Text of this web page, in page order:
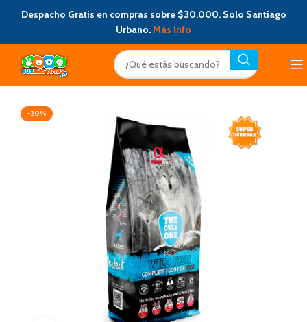
Despacho Gratis en compras sobre $30.000. Solo Santiago
Urbano.Más Info
-20%